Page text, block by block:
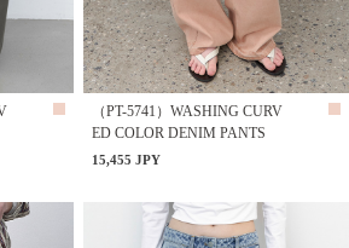
（PT-5741）WASHING CURV
ED COLOR DENIM PANTS
15,455 JPY